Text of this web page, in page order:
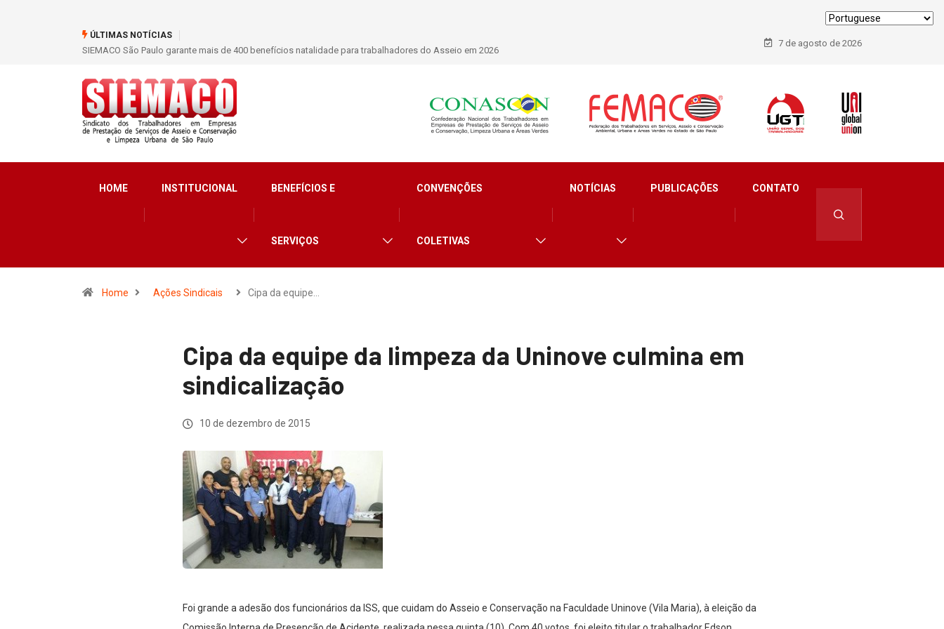
ÚLTIMAS NOTÍCIAS
SIEMACO São Paulo garante mais de 400 benefícios natalidade para trabalhadores do Asseio em 2026
7 de agosto de 2026
HOME INSTITUCIONAL BENEFÍCIOS E
SERVIÇOS
CONVENÇÕES
COLETIVAS
NOTÍCIAS PUBLICAÇÕES CONTATO
Home Ações Sindicais Cipa da equipe…
Cipa da equipe da limpeza da Uninove culmina em
sindicalização
10 de dezembro de 2015
Foi grande a adesão dos funcionários da ISS, que cuidam do Asseio e Conservação na Faculdade Uninove (Vila Maria), à eleição da